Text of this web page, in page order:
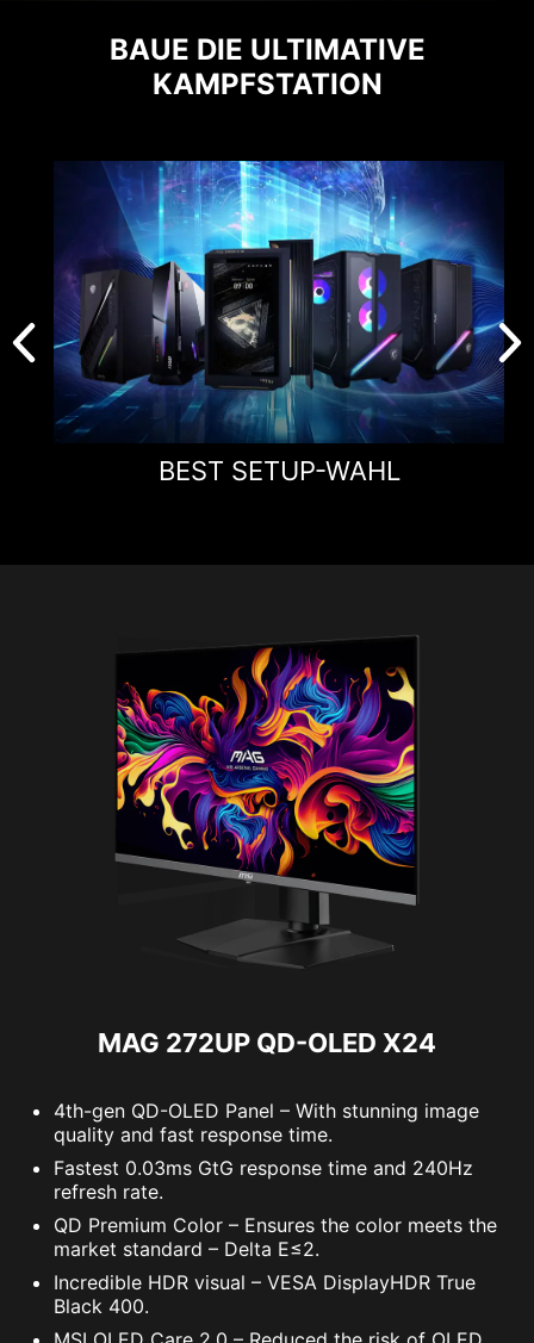
BAUE DIE ULTIMATIVE
KAMPFSTATION
BEST SETUP-WAHL
MAG 272UP QD-OLED X24
4th-gen QD-OLED Panel – With stunning image
quality and fast response time.
Fastest 0.03ms GtG response time and 240Hz
refresh rate.
QD Premium Color – Ensures the color meets the
market standard – Delta E≤2.
Incredible HDR visual – VESA DisplayHDR True
Black 400.